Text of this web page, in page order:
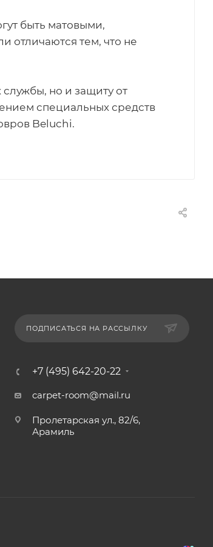
быть матовыми,
отличаются тем, что не
но и защиту от
специальных средств
Beluchi.
ПОДПИСАТЬСЯ НА РАССЫЛКУ
+7 (495) 642-20-22
carpet-room@mail.ru
Пролетарская ул., 82/6,
Арамиль